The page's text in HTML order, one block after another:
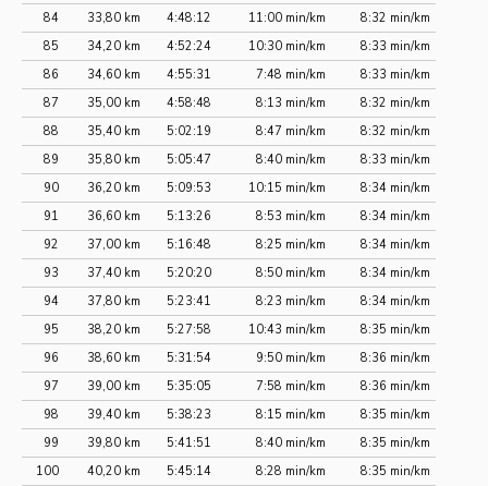
84
33,80 km 4:48:12 11:00 min/km
8:32 min/km
85
34,20 km 4:52:24 10:30 min/km
8:33 min/km
86
34,60 km 4:55:31 7:48 min/km
8:33 min/km
87
35,00 km 4:58:48 8:13 min/km
8:32 min/km
88
35,40 km 5:02:19 8:47 min/km
8:32 min/km
89
35,80 km 5:05:47 8:40 min/km
8:33 min/km
90
36,20 km 5:09:53 10:15 min/km
8:34 min/km
91
36,60 km 5:13:26 8:53 min/km
8:34 min/km
92
37,00 km 5:16:48 8:25 min/km
8:34 min/km
93
37,40 km 5:20:20 8:50 min/km
8:34 min/km
94
37,80 km 5:23:41 8:23 min/km
8:34 min/km
95
38,20 km 5:27:58 10:43 min/km
8:35 min/km
96
38,60 km 5:31:54 9:50 min/km
8:36 min/km
97
39,00 km 5:35:05 7:58 min/km
8:36 min/km
98
39,40 km 5:38:23 8:15 min/km
8:35 min/km
99
39,80 km 5:41:51 8:40 min/km
8:35 min/km
100
40,20 km 5:45:14 8:28 min/km
8:35 min/km